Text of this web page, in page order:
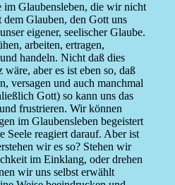
im Glaubensleben, die wir nicht
dem Glauben, den Gott uns
eigener, seelischer Glaube.
arbeiten, ertragen,
handeln. Nicht daß dies
aber es ist eben so, daß
versagen und auch manchmal
Gott) so kann uns das
frustrieren. Wir können
im Glaubensleben begeistert
Seele reagiert darauf. Aber ist
wir es so? Stehen wir
im Einklang, oder drehen
wir uns selbst erwählt